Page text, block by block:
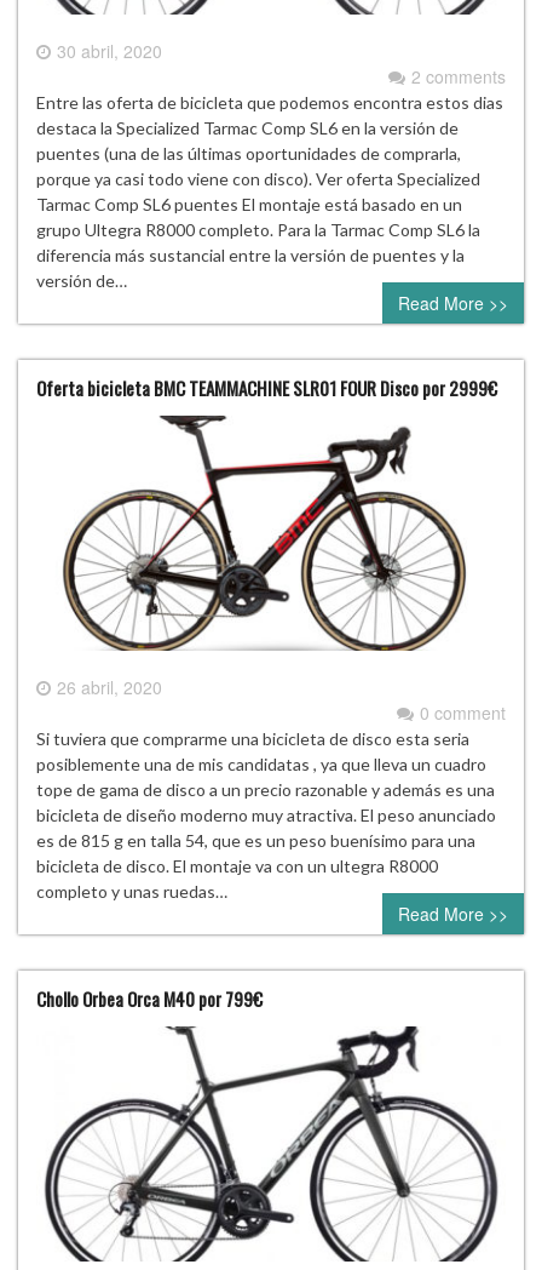
30 abril, 2020
2 comments
Entre las oferta de bicicleta que podemos encontra estos dias
destaca la Specialized Tarmac Comp SL6 en la versión de
puentes (una de las últimas oportunidades de comprarla,
porque ya casi todo viene con disco). Ver oferta Specialized
Tarmac Comp SL6 puentes El montaje está basado en un
grupo Ultegra R8000 completo. Para la Tarmac Comp SL6 la
diferencia más sustancial entre la versión de puentes y la
versión de…
Read More >>
Oferta bicicleta BMC TEAMMACHINE SLR01 FOUR Disco por 2999€
26 abril, 2020
0 comment
Si tuviera que comprarme una bicicleta de disco esta seria
posiblemente una de mis candidatas , ya que lleva un cuadro
tope de gama de disco a un precio razonable y además es una
bicicleta de diseño moderno muy atractiva. El peso anunciado
es de 815 g en talla 54, que es un peso buenísimo para una
bicicleta de disco. El montaje va con un ultegra R8000
completo y unas ruedas…
Read More >>
Chollo Orbea Orca M40 por 799€